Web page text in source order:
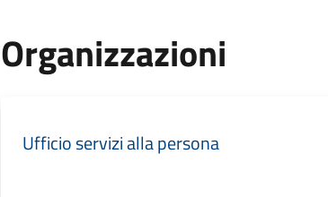
Organizzazioni
Ufficio servizi alla persona